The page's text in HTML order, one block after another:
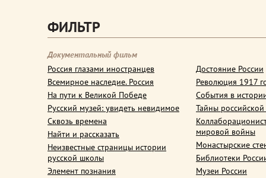
ФИЛЬТР
Документальный фильм
Россия глазами иностранцев
Всемирное наследие. Россия
На пути к Великой Победе
Русский музей: увидеть невидимое
Сквозь времена
Найти и рассказать
Неизвестные страницы истории
русской школы
Элемент познания
Достояние России
Революция 1917
События в
Тайны
мировой войны
Монастырские
Библиотеки
Музеи России